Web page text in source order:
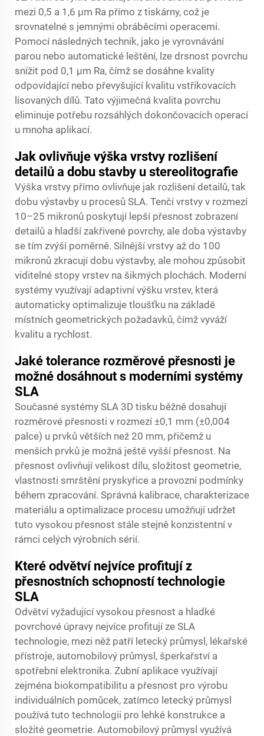
mezi 0,5 a 1,6 μm Ra přímo z tiskárny, což je
srovnatelné s jemnými obráběcími operacemi.
Pomocí následných technik, jako je vyrovnávání
parou nebo automatické leštění, lze drsnost povrchu
snížit pod 0,1 μm Ra, čímž se dosáhne kvality
odpovídající nebo převyšující kvalitu vstřikovacích
lisovaných dílů. Tato výjimečná kvalita povrchu
eliminuje potřebu rozsáhlých dokončovacích operací
u mnoha aplikací.
Jak ovlivňuje výška vrstvy rozlišení
detailů a dobu stavby u stereolitografie
Výška vrstvy přímo ovlivňuje jak rozlišení detailů, tak
dobu výstavby u procesů SLA. Tenčí vrstvy v rozmezí
10–25 mikronů poskytují lepší přesnost zobrazení
detailů a hladší zakřivené povrchy, ale doba výstavby
se tím zvýší poměrně. Silnější vrstvy až do 100
mikronů zkracují dobu výstavby, ale mohou způsobit
viditelné stopy vrstev na šikmých plochách. Moderní
systémy využívají adaptivní výšku vrstev, která
automaticky optimalizuje tloušťku na základě
místních geometrických požadavků, čímž vyváží
kvalitu a rychlost.
Jaké tolerance rozměrové přesnosti je
možné dosáhnout s moderními systémy
SLA
Současné systémy SLA 3D tisku běžně dosahují
rozměrové přesnosti v rozmezí ±0,1 mm (±0,004
palce) u prvků větších než 20 mm, přičemž u
menších prvků je možná ještě vyšší přesnost. Na
přesnost ovlivňují velikost dílu, složitost geometrie,
vlastnosti smrštění pryskyřice a provozní podmínky
během zpracování. Správná kalibrace, charakterizace
materiálu a optimalizace procesu umožňují udržet
tuto vysokou přesnost stále stejně konzistentní v
rámci celých výrobních sérií.
Které odvětví nejvíce profitují z
přesnostních schopností technologie
SLA
Odvětví vyžadující vysokou přesnost a hladké
povrchové úpravy nejvíce profitují ze SLA
technologie, mezi něž patří letecký průmysl, lékařské
přístroje, automobilový průmysl, šperkařství a
spotřební elektronika. Zubní aplikace využívají
zejména biokompatibilitu a přesnost pro výrobu
individuálních pomůcek, zatímco letecký průmysl
používá tuto technologii pro lehké konstrukce a
složité geometrie. Automobilový průmysl využívá